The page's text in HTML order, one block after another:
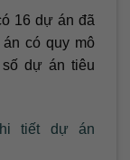
16 dự án đã
có quy mô
dự án tiêu
tiết dự án